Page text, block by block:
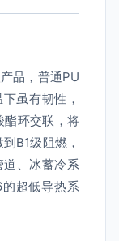
品，普通PU
虽有韧性，
酯环交联，将
B1级阻燃，
、冰蓄冷系
超低导热系